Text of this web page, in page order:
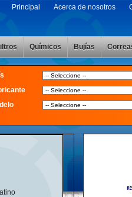
Principal Acerca de nosotros
Químicos Bujías